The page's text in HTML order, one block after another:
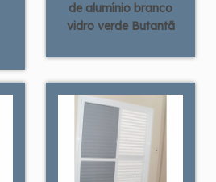
de alumínio branco
vidro verde Butantã